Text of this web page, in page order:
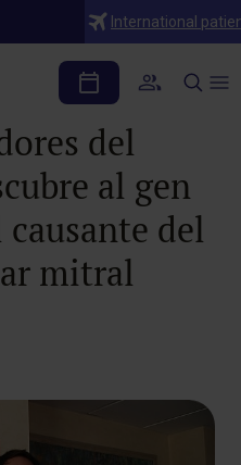
International
Solís y
de HM
del
al gen
causante del
mitral